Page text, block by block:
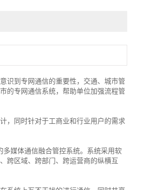
到专网通信的重要性，交通、城市管
的专网通信系统，帮助单位加强流程管
，同时针对于工商业和行业用户的需求
媒体通信融合管控系统。系统采用软
跨区域、跨部门、跨运营商的纵横互